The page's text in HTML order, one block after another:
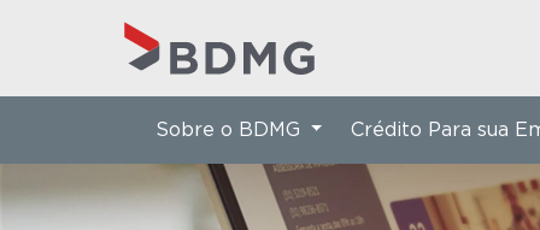
Sobre o BDMG Crédito Para sua